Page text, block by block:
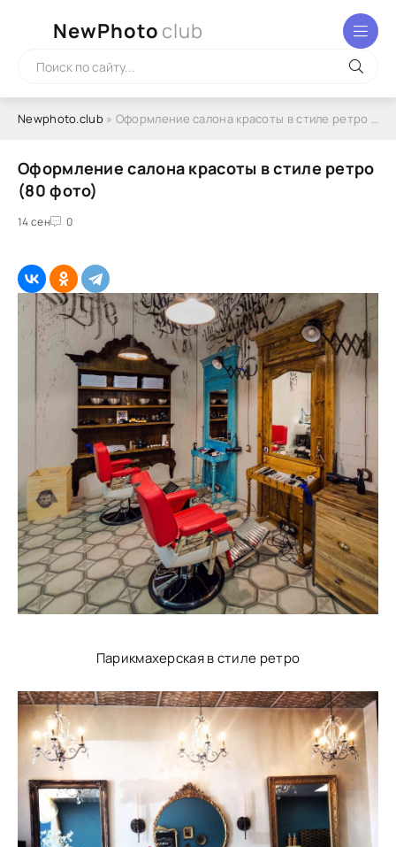
NewPhoto club
Newphoto.club» Оформление салона красоты в стиле ретро (80 фото)
Оформление салона красоты в стиле ретро
(80 фото)
14 сен 0
Парикмахерская в стиле ретро